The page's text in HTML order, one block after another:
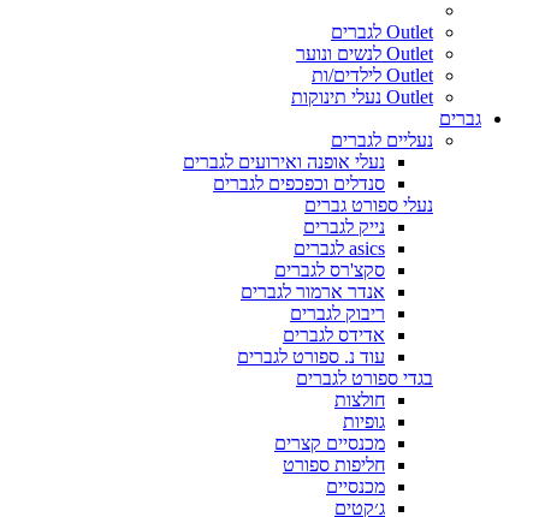
Outlet לגברים
Outlet לנשים ונוער
Outlet לילדים/ות
Outlet נעלי תינוקות
גברים
נעליים לגברים
נעלי אופנה ואירועים לגברים
סנדלים וכפכפים לגברים
נעלי ספורט גברים
נייק לגברים
asics לגברים
סקצ'רס לגברים
אנדר ארמור לגברים
ריבוק לגברים
אדידס לגברים
עוד נ. ספורט לגברים
בגדי ספורט לגברים
חולצות
גופיות
מכנסיים קצרים
חליפות ספורט
מכנסיים
ג׳קטים